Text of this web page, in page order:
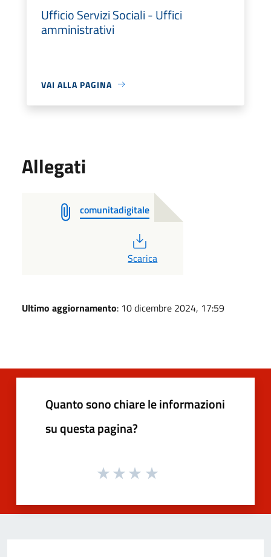
Ufficio Servizi Sociali - Uffici
amministrativi
VAI ALLA PAGINA
Allegati
comunitadigitale
PDF
Scarica
Ultimo aggiornamento: 10 dicembre 2024, 17:59
Quanto sono chiare le informazioni
su questa pagina?